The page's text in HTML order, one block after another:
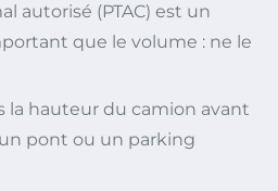
autorisé (PTAC) est un
que le volume : ne le
la hauteur du camion avant
pont ou un parking